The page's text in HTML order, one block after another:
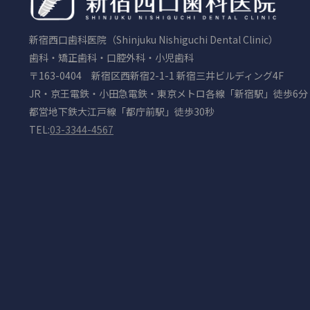
新宿西口歯科医院（Shinjuku Nishiguchi Dental Clinic）
歯科・矯正歯科・口腔外科・小児歯科
〒163-0404 新宿区西新宿2-1-1 新宿三井ビルディング4F
JR・京王電鉄・小田急電鉄・東京メトロ各線「新宿駅」徒歩6分
都営地下鉄大江戸線「都庁前駅」徒歩30秒
TEL:03-3344-4567